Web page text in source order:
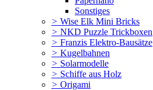
Sonstiges
> Wise Elk Mini Bricks
> NKD Puzzle Trickboxen
> Franzis Elektro-Bausätze
> Kugelbahnen
> Solarmodelle
> Schiffe aus Holz
> Origami